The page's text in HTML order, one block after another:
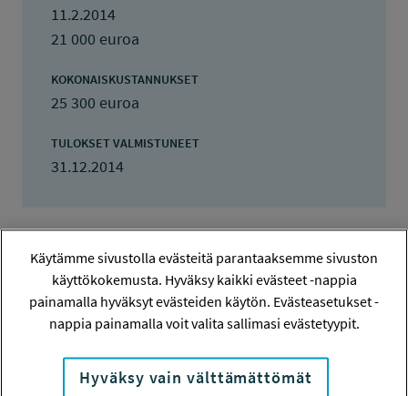
11.2.2014
21 000 euroa
KOKONAISKUSTANNUKSET
25 300 euroa
TULOKSET VALMISTUNEET
31.12.2014
Tiivistelmä
Hanke on pitkittäistutkimus, joka
kattaa ajallisesti toimittajan
ammattikunnan sukupuolirakenteessa
Käytämme sivustolla evästeitä parantaaksemme sivuston
käyttökokemusta. Hyväksy kaikki evästeet -nappia
painamalla hyväksyt evästeiden käytön. Evästeasetukset -
nappia painamalla voit valita sallimasi evästetyypit.
Hyväksy vain välttämättömät